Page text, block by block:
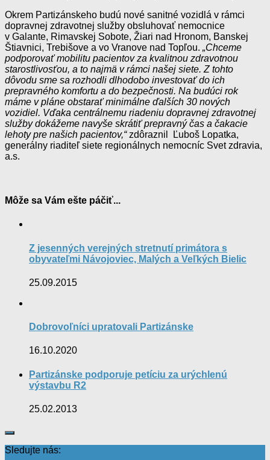
Okrem Partizánskeho budú nové sanitné vozidlá v rámci
dopravnej zdravotnej služby obsluhovať nemocnice
v Galante, Rimavskej Sobote, Žiari nad Hronom, Banskej
Štiavnici, Trebišove a vo Vranove nad Topľou. „Chceme
podporovať mobilitu pacientov za kvalitnou zdravotnou
starostlivosťou, a to najmä v rámci našej siete. Z tohto
dôvodu sme sa rozhodli dlhodobo investovať do ich
prepravného komfortu a do bezpečnosti. Na budúci rok
máme v pláne obstarať minimálne ďalších 30 nových
vozidiel. Vďaka centrálnemu riadeniu dopravnej zdravotnej
služby dokážeme navyše skrátiť prepravný čas a čakacie
lehoty pre našich pacientov,“zdôraznil Ľuboš Lopatka,
generálny riaditeľ siete regionálnych nemocníc Svet zdravia,
a.s.
Môže sa Vám ešte páčiť...
Z jesenných verejných stretnutí primátora s
obyvateľmi Návojoviec, Malých a Veľkých Bielic
25.09.2015
Dobrovoľníci upratovali Partizánske
16.10.2020
Partizánske podporuje petíciu za urýchlenú
výstavbu R2
25.02.2013
Sledujte nás: